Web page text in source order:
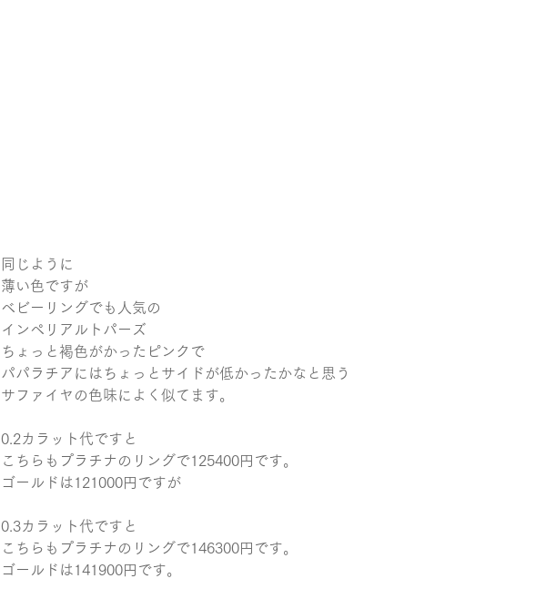
同じように
薄い色ですが
ベビーリングでも人気の
インペリアルトパーズ
ちょっと褐色がかったピンクで
パパラチアにはちょっとサイドが低かったかなと思う
サファイヤの色味によく似てます。
0.2カラット代ですと
こちらもプラチナのリングで125400円です。
ゴールドは121000円ですが
0.3カラット代ですと
こちらもプラチナのリングで146300円です。
ゴールドは141900円です。